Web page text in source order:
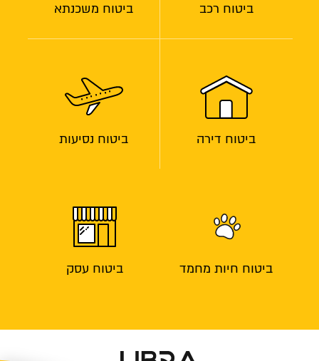
ביטוח רכב ביטוח משכנתא
ביטוח דירה ביטוח נסיעות
ביטוח חיות מחמד ביטוח עסק